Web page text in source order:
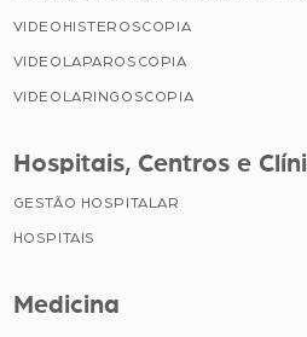
VIDEOHISTEROSCOPIA
VIDEOLAPAROSCOPIA
VIDEOLARINGOSCOPIA
Hospitais, Centros e
GESTÃO HOSPITALAR
HOSPITAIS
Medicina